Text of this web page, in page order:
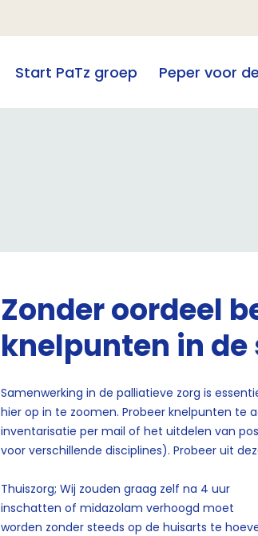
Start PaTz groep Peper voor
Zonder oordeel
knelpunten in
Samenwerking in de palliatieve zorg is
hier op in te zoomen. Probeer knelpunten te
inventarisatie per mail of het uitdelen van
voor verschillende disciplines). Probeer uit
Thuiszorg; Wij zouden graag zelf na 4 uur
inschatten of midazolam verhoogd moet
worden zonder steeds op de huisarts te